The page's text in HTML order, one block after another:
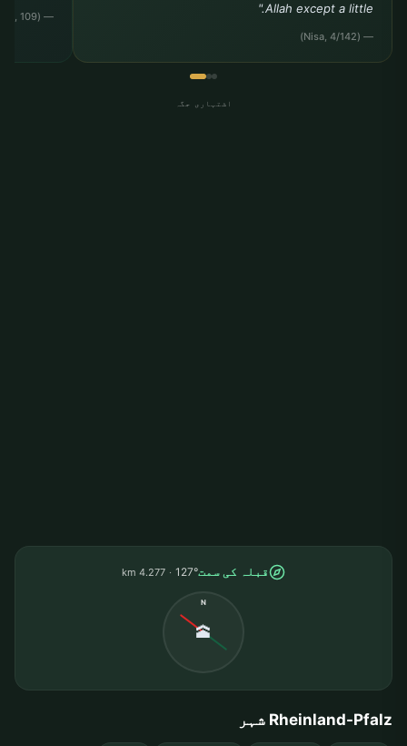
Allah except a little."
— (Nisa, 4/142)
— (Tirmidhi, Da?awat, 109)
اشتہاری جگہ
قبلہ کی سمت127°
4.277 km
N
🕋
Rheinland-Pfalz شہر